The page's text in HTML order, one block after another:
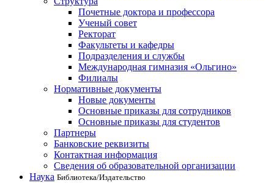
Почетные доктора и профессора
Ученый совет
Ректорат
Факультеты и кафедры
Подразделения и службы
Международная гимназия «Ольгино»
Филиалы
Нормативные документы
Новые документы
Основные приказы для сотрудников
Основные приказы для студентов
Партнеры
Банковские реквизиты
Контактная информация
Сведения об образовательной организации
Наука Библиотека/Издательство